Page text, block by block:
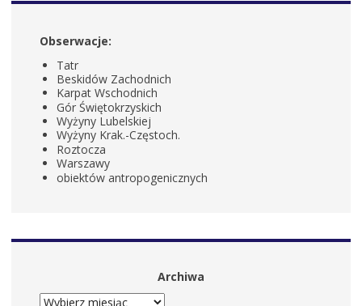
Obserwacje:
Tatr
Beskidów Zachodnich
Karpat Wschodnich
Gór Świętokrzyskich
Wyżyny Lubelskiej
Wyżyny Krak.-Częstoch.
Roztocza
Warszawy
obiektów antropogenicznych
Archiwa
ARCHIWA